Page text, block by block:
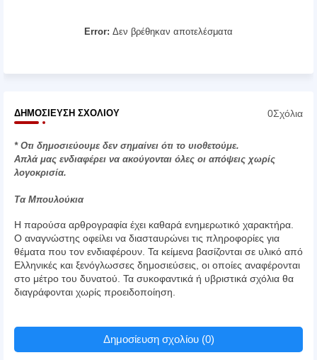
Error: Δεν βρέθηκαν αποτελέσματα
ΔΗΜΟΣΊΕΥΣΗ ΣΧΟΛΊΟΥ 0Σχόλια
* Οτι δημοσιεύουμε δεν σημαίνει ότι το υιοθετούμε.
Απλά μας ενδιαφέρει να ακούγονται όλες οι απόψεις χωρίς
λογοκρισία.
Τα Μπουλούκια
Η παρούσα αρθρογραφία έχει καθαρά ενημερωτικό χαρακτήρα.
Ο αναγνώστης οφείλει να διασταυρώνει τις πληροφορίες για
θέματα που τον ενδιαφέρουν. Τα κείμενα βασίζονται σε υλικό από
Ελληνικές και ξενόγλωσσες δημοσιεύσεις, οι οποίες αναφέρονται
στο μέτρο του δυνατού. Τα συκοφαντικά ή υβριστικά σχόλια θα
διαγράφονται χωρίς προειδοποίηση.
Δημοσίευση σχολίου (0)